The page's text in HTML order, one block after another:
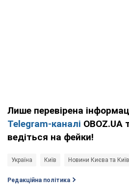
Лише перевірена
Telegram-каналі OBOZ.UA
ведіться на фейки!
Україна Київ Новини Києва та
Редакційна політика